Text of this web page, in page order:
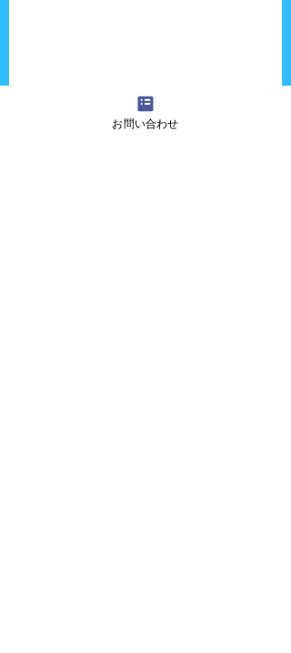
この日は１０時から１７時半まで計６回パフ
お問い合わせ